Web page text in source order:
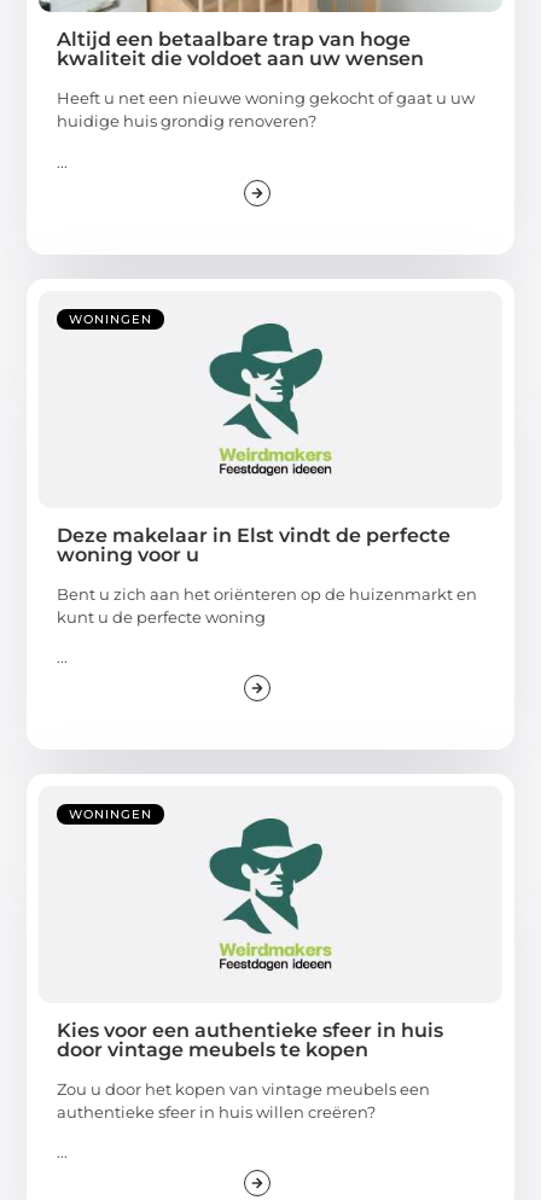
Altijd een betaalbare trap van hoge
kwaliteit die voldoet aan uw wensen
Heeft u net een nieuwe woning gekocht of gaat u uw
huidige huis grondig renoveren?
...
WONINGEN
Deze makelaar in Elst vindt de perfecte
woning voor u
Bent u zich aan het oriënteren op de huizenmarkt en
kunt u de perfecte woning
...
WONINGEN
Kies voor een authentieke sfeer in huis
door vintage meubels te kopen
Zou u door het kopen van vintage meubels een
authentieke sfeer in huis willen creëren?
...